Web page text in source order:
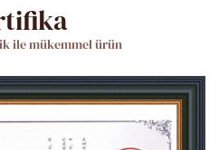
ile mükemmel ürün